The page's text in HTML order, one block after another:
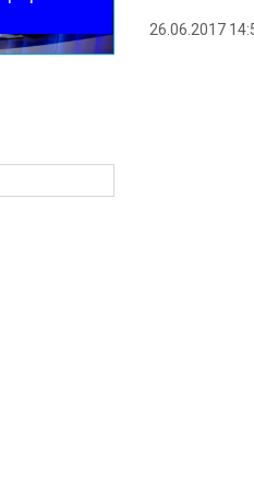
26.06.2017